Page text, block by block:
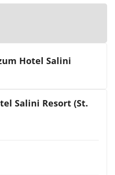
Hotel Salini
Salini Resort (St.